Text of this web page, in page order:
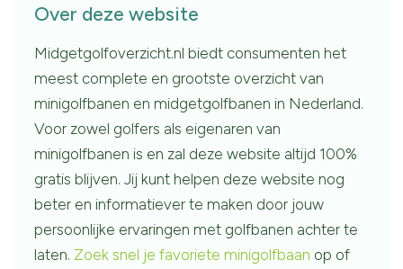
Over deze website
Midgetgolfoverzicht.nl biedt consumenten het
meest complete en grootste overzicht van
minigolfbanen en midgetgolfbanen in Nederland.
Voor zowel golfers als eigenaren van
minigolfbanen is en zal deze website altijd 100%
gratis blijven. Jij kunt helpen deze website nog
beter en informatiever te maken door jouw
persoonlijke ervaringen met golfbanen achter te
laten. Zoek snel je favoriete minigolfbaan op of